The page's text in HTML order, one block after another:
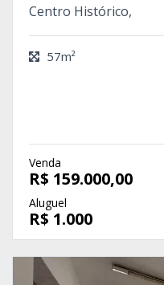
Centro Histórico,
57m²
Venda
R$ 159.000,00
Aluguel
R$ 1.000